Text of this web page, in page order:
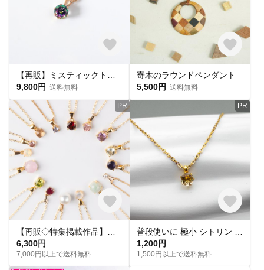
9,800円 送料無料
寄木のラウンドペンダント
5,500円 送料無料
PR
6,300円
7,000円以上で送料無料
PR
1,200円
1,500円以上で送料無料